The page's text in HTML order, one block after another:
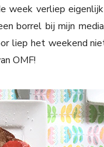
week verliep
borrel bij mijn
liep het weekend
OMF!